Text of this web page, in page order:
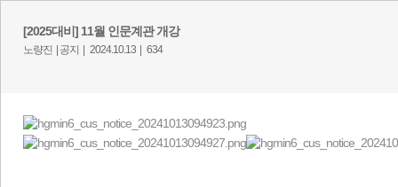
[2025대비] 11월 인문계관 개강
노량진 | 공지 | 2024.10.13 | 634